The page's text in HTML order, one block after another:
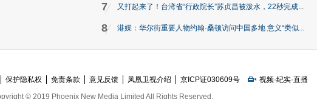
7 又打起来了！台湾省“行政院长”苏贞昌被泼水，22秒完成...
8 港媒：华尔街重要人物约翰·桑顿访问中国多地 意义“类似...
保护隐私权 免责条款 意见反馈 凤凰卫视介绍 京ICP证030609号 视频·纪实·直播
© 2019 Phoenix New Media Limited All Rights Reserved.